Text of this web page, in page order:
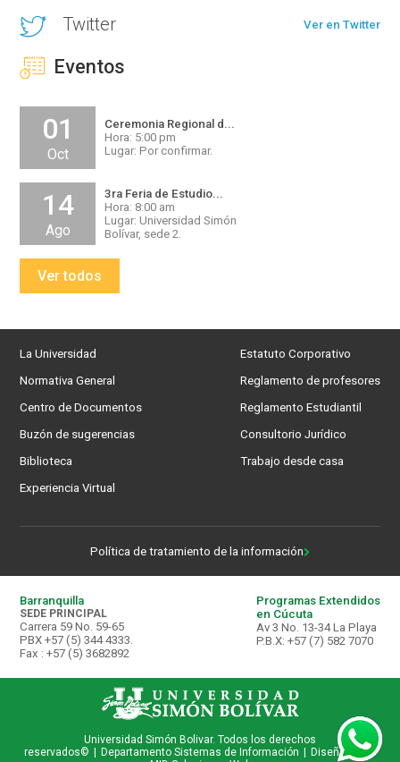
Twitter Ver en Twitter
Eventos
01
Oct
Ceremonia Regional d...
Hora: 5:00 pm
Lugar: Por confirmar.
14
Ago
3ra Feria de Estudio...
Hora: 8:00 am
Lugar: Universidad Simón
Bolívar, sede 2.
Ver todos
La Universidad
Normativa General
Centro de Documentos
Buzón de sugerencias
Biblioteca
Experiencia Virtual
Estatuto Corporativo
Reglamento de profesores
Reglamento Estudiantil
Consultorio Jurídico
Trabajo desde casa
Política de tratamiento de la información
Barranquilla
SEDE PRINCIPAL
Carrera 59 No. 59-65
PBX +57 (5) 344 4333.
Fax : +57 (5) 3682892
Programas Extendidos
en Cúcuta
Av 3 No. 13-34 La Playa
P.B.X: +57 (7) 582 7070
Universidad Simón Bolivar. Todos los derechos
reservados©
Departamento Sistemas de Información
Diseñado por